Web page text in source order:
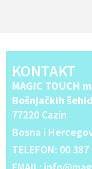
KONTAKT
MAGIC TOUCH
Bošnjačkih
77220 Cazin
Bosna i
TELEFON: 00